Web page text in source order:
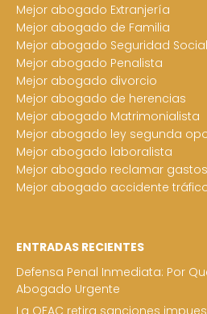
Mejor abogado Extranjería
Mejor abogado de Familia
Mejor abogado Seguridad Social
Mejor abogado Penalista
Mejor abogado divorcio
Mejor abogado de herencias
Mejor abogado Matrimonialista
Mejor abogado ley segunda
Mejor abogado laboralista
Mejor abogado reclamar
Mejor abogado accidente
ENTRADAS RECIENTES
Defensa Penal Inmediata: Por
Abogado Urgente
La OFAC retira sanciones